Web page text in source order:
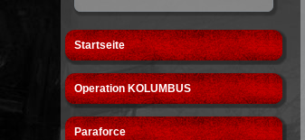
Startseite
Operation KOLUMBUS
Paraforce